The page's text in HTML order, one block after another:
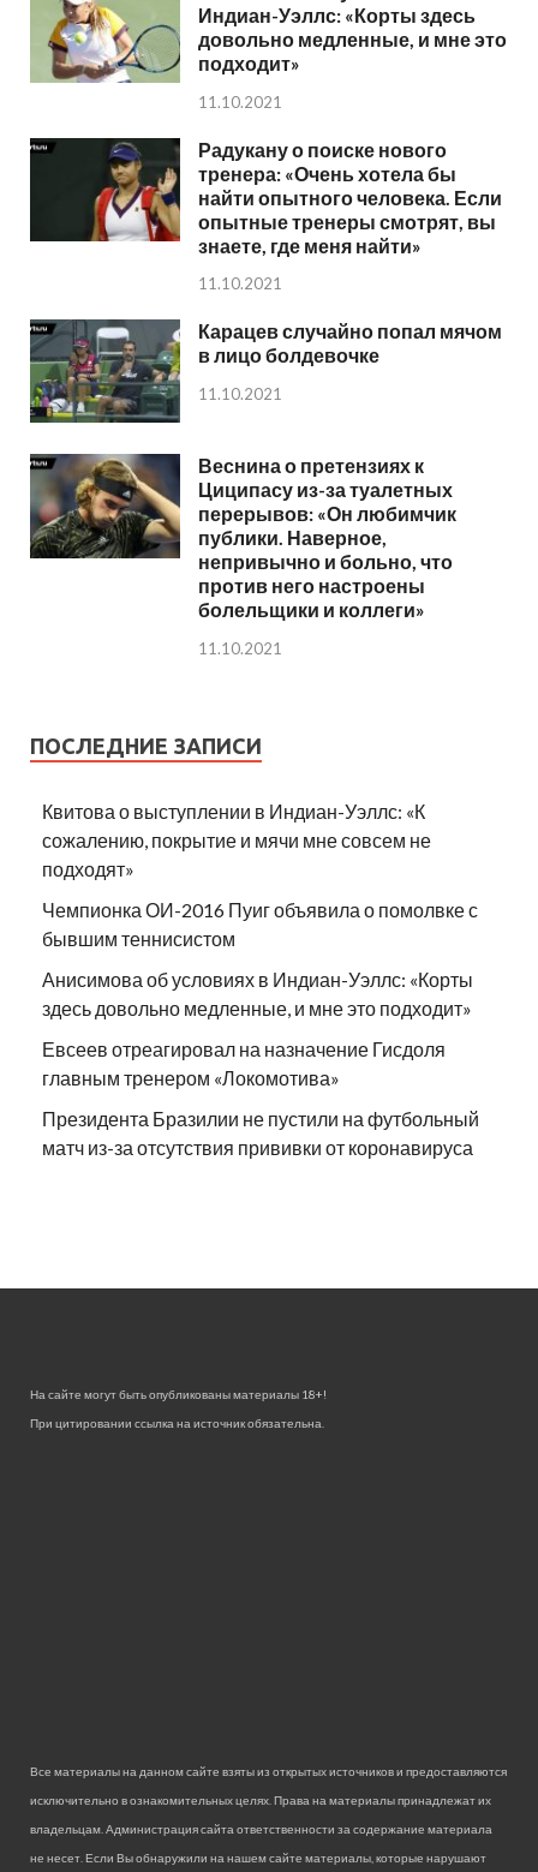
Индиан-Уэллс: «Корты здесь
довольно медленные, и мне это
подходит»
11.10.2021
Радукану о поиске нового
тренера: «Очень хотела бы
найти опытного человека. Если
опытные тренеры смотрят, вы
знаете, где меня найти»
11.10.2021
Карацев случайно попал мячом
в лицо болдевочке
11.10.2021
Веснина о претензиях к
Циципасу из-за туалетных
перерывов: «Он любимчик
публики. Наверное,
непривычно и больно, что
против него настроены
болельщики и коллеги»
11.10.2021
ПОСЛЕДНИЕ ЗАПИСИ
Квитова о выступлении в Индиан-Уэллс: «К
сожалению, покрытие и мячи мне совсем не
подходят»
Чемпионка ОИ-2016 Пуиг объявила о помолвке с
бывшим теннисистом
Анисимова об условиях в Индиан-Уэллс: «Корты
здесь довольно медленные, и мне это подходит»
Евсеев отреагировал на назначение Гисдоля
главным тренером «Локомотива»
Президента Бразилии не пустили на футбольный
матч из-за отсутствия прививки от коронавируса
На сайте могут быть опубликованы материалы 18+!
При цитировании ссылка на источник обязательна.
Все материалы на данном сайте взяты из открытых источников и предоставляются
исключительно в ознакомительных целях. Права на материалы принадлежат их
владельцам. Администрация сайта ответственности за содержание материала
не несет. Если Вы обнаружили на нашем сайте материалы, которые нарушают